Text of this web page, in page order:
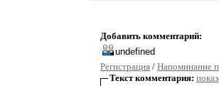
Добавить комментарий:
Регистрация / Напоминание
Текст комментария: